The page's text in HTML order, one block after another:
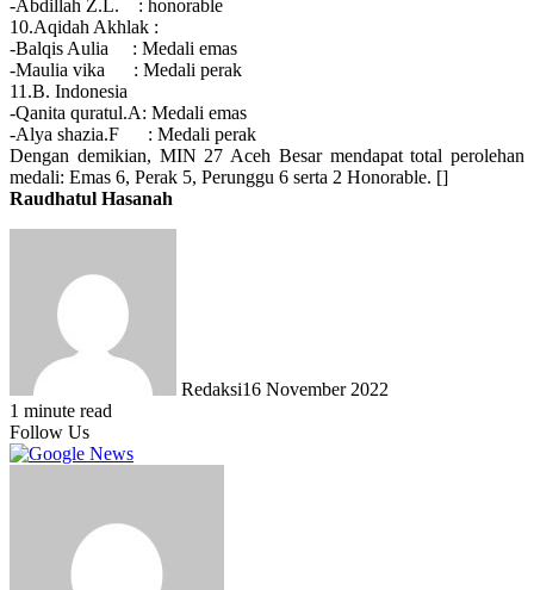
-Abdillah Z.L. : honorable
10.Aqidah Akhlak :
-Balqis Aulia : Medali emas
-Maulia vika : Medali perak
11.B. Indonesia
-Qanita quratul.A: Medali emas
-Alya shazia.F : Medali perak
Dengan demikian, MIN 27 Aceh Besar mendapat total perolehan
medali: Emas 6, Perak 5, Perunggu 6 serta 2 Honorable. []
Raudhatul Hasanah
Redaksi16 November 2022
1 minute read
Follow Us